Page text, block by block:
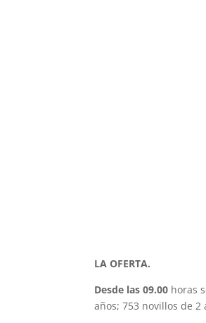
LA OFERTA.
Desde las 09.00 horas
años; 753 novillos de 2